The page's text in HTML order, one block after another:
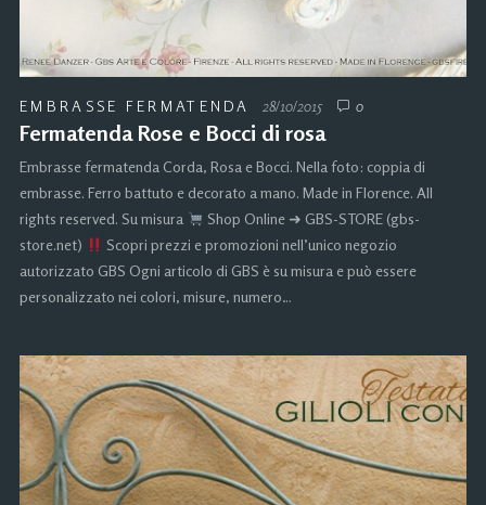
EMBRASSE FERMATENDA 28/10/2015 0
Fermatenda Rose e Bocci di rosa
Embrasse fermatenda Corda, Rosa e Bocci. Nella foto: coppia di
embrasse. Ferro battuto e decorato a mano. Made in Florence. All
rights reserved. Su misura
Shop Online ➜ GBS-STORE (gbs-
store.net)
Scopri prezzi e promozioni nell’unico negozio
autorizzato GBS Ogni articolo di GBS è su misura e può essere
personalizzato nei colori, misure, numero…